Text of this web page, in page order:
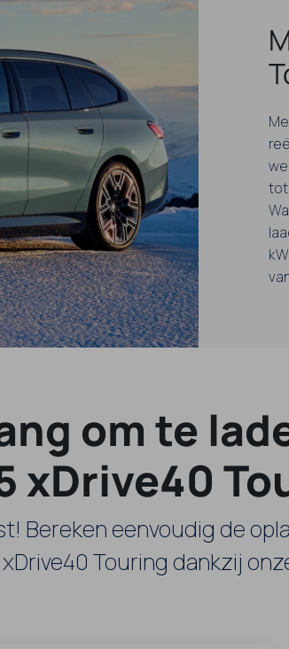
tot
om te
xDrive40
Bereken eenvoudig de
xDrive40 Touring dankzij